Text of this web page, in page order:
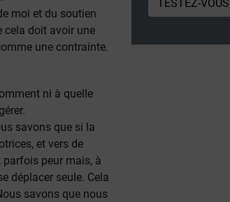
moi et du soutien
cela doit avoir une
une contrainte.
ni à quelle
savons que si la
et vers de
parfois peur mais, à
déplacer seule. Cela
savons que nous
TESTEZ-VOUS